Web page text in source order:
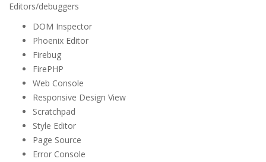
Editors/debuggers
DOM Inspector
Phoenix Editor
Firebug
FirePHP
Web Console
Responsive Design View
Scratchpad
Style Editor
Page Source
Error Console